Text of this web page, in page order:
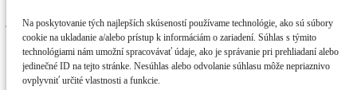
Na poskytovanie tých najlepších skúseností používame technológie, ako sú súbory
cookie na ukladanie a/alebo prístup k informáciám o zariadení. Súhlas s týmito
technológiami nám umožní spracovávať údaje, ako je správanie pri prehliadaní alebo
jedinečné ID na tejto stránke. Nesúhlas alebo odvolanie súhlasu môže nepriaznivo
ovplyvniť určité vlastnosti a funkcie.
jazyku „Settings“, kde nájdete nastavenia pre využívanie súborov
cookies. S Vašimi prípadnými otázkami súvisiacimi s používaním
cookies ako aj uplatnením si vašich práv sa môžete obrátiť na
kontaktnú adresu občianskeho druženia SAVIO o.z.